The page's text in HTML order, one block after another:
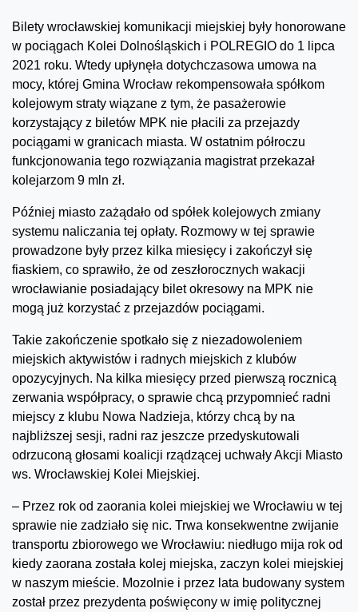
Bilety wrocławskiej komunikacji miejskiej były honorowane
w pociągach Kolei Dolnośląskich i POLREGIO do 1 lipca
2021 roku. Wtedy upłynęła dotychczasowa umowa na
mocy, której Gmina Wrocław rekompensowała spółkom
kolejowym straty wiązane z tym, że pasażerowie
korzystający z biletów MPK nie płacili za przejazdy
pociągami w granicach miasta. W ostatnim półroczu
funkcjonowania tego rozwiązania magistrat przekazał
kolejarzom 9 mln zł.
Później miasto zażądało od spółek kolejowych zmiany
systemu naliczania tej opłaty. Rozmowy w tej sprawie
prowadzone były przez kilka miesięcy i zakończył się
fiaskiem, co sprawiło, że od zeszłorocznych wakacji
wrocławianie posiadający bilet okresowy na MPK nie
mogą już korzystać z przejazdów pociągami.
Takie zakończenie spotkało się z niezadowoleniem
miejskich aktywistów i radnych miejskich z klubów
opozycyjnych. Na kilka miesięcy przed pierwszą rocznicą
zerwania współpracy, o sprawie chcą przypomnieć radni
miejscy z klubu Nowa Nadzieja, którzy chcą by na
najbliższej sesji, radni raz jeszcze przedyskutowali
odrzuconą głosami koalicji rządzącej uchwały Akcji Miasto
ws. Wrocławskiej Kolei Miejskiej.
– Przez rok od zaorania kolei miejskiej we Wrocławiu w tej
sprawie nie zadziało się nic. Trwa konsekwentne zwijanie
transportu zbiorowego we Wrocławiu: niedługo mija rok od
kiedy zaorana została kolej miejska, zaczyn kolei miejskiej
w naszym mieście. Mozolnie i przez lata budowany system
został przez prezydenta poświęcony w imię politycznej